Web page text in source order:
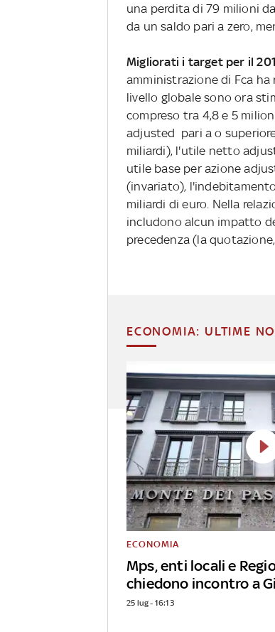
una perdita di 79 milioni
da un saldo pari a zero,
Migliorati i target per il
amministrazione di Fca
livello globale sono ora
compreso tra 4,8 e 5
adjusted pari a o
miliardi), l'utile netto
utile base per azione
(invariato),
miliardi di euro. Nella
includono alcun impatto
precedenza (la
ECONOMIA: ULTIME
Mps, enti locali e
chiedono incontro a
ECONOMIA
25 lug - 16:13